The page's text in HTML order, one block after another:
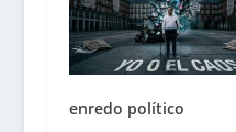
enredo político